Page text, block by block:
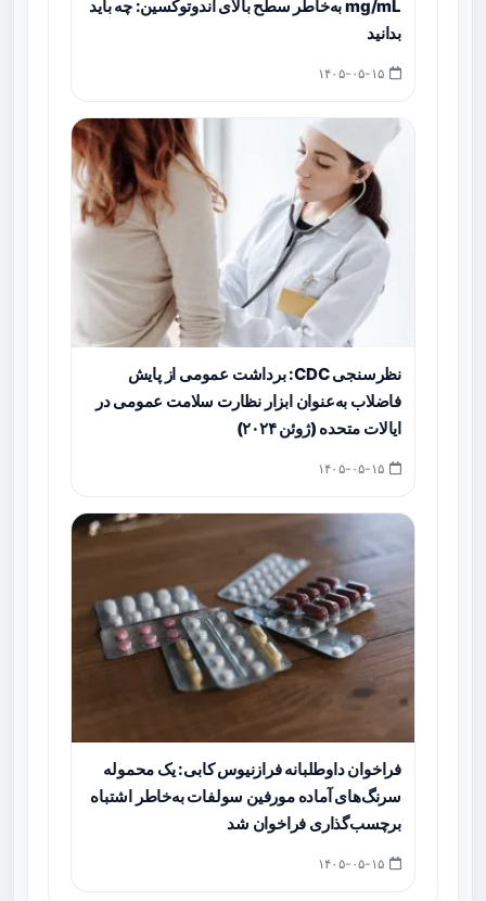
mg/mL به‌خاطر سطح بالای اندوتوکسین: چه باید
بدانید
نظرسنجی CDC: برداشت عمومی از پایش
فاضلاب به‌عنوان ابزار نظارت سلامت عمومی در
ایالات متحده (ژوئن ۲۰۲۴)
فراخوان داوطلبانه فرازنیوس کابی: یک محموله
سرنگ‌های آماده مورفین سولفات به‌خاطر اشتباه
برچسب‌گذاری فراخوان شد